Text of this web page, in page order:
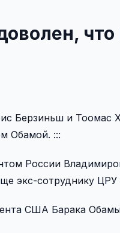
что
Берзиньш и Тоомас
Обамой. :::
России
экс-сотруднику
США Барака